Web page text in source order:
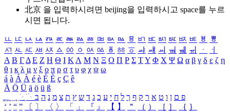
北京 을 입력하시려면 beijing을 입력하시고 space를 누르
시면 됩니다.
ㅥ ㅦ ㅧ ㅨ ㅩ ㅪ ㅫ ㅬ ㅭ ㅮ ㅯ ㅰ ㅱ ㅲ ㅳ ㅴ ㅵ ㅶ ㅷ ㅸ
ㅹ
ㅺ ㅻ ㅼ ㅽ ㅾ ㅿ ㆀ ㆁ ㆂ ㆃ ㆄ ㆅ ㆆ ㆇ ㆈ ㆉ ㆊ ㆋ ㆌ ㆍ
ㆎ
Α Β ΓΔ Ε Ζ Η Θ Ι ΚΛ Μ Ν Ξ Ο Π Ρ Σ ΤΥ Φ Χ Ψ Ω α β γ δ ε ζ η
θ ι κ λ μ ν ξ ο π ρ σ τ υ φ χ ψ ω
á à Á À é è É È ç Ç ê
Ä Ö Ü ä ö ü ß
ִֶֹ ֻּ ׁׂ פ ם ן ו ט א ר ק ף ך ל ח י ע כ ג ד ש ץ ת צ מ נ ה ב
‘ ’ “ ” 〔 〕 〈 〉 「 」 『 』 【 】 ＂ （ ） ［ ］ ｛ ｝